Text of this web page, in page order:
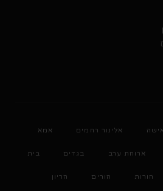
אישה אלינור רחמים אמא
ארוחת ערב בגדים בית
הורות הורים הריון